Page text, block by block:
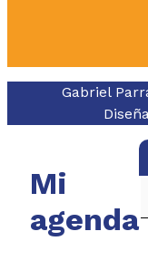
Gabriel
Mi
agenda